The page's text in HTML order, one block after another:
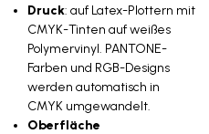
Druck: auf Latex-Plottern mit
CMYK-Tinten auf weißes
Polymervinyl. PANTONE-
Farben und RGB-Designs
werden automatisch in
CMYK umgewandelt.
Oberfläche